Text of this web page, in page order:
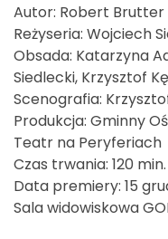
Autor: Robert Brutter
Reżyseria: Wojciech
Obsada: Katarzyna
Siedlecki, Krzysztof
Scenografia:
Produkcja: Gminny
Teatr na Peryferiach
Czas trwania: 120
Data premiery: 15
Sala widowiskowa